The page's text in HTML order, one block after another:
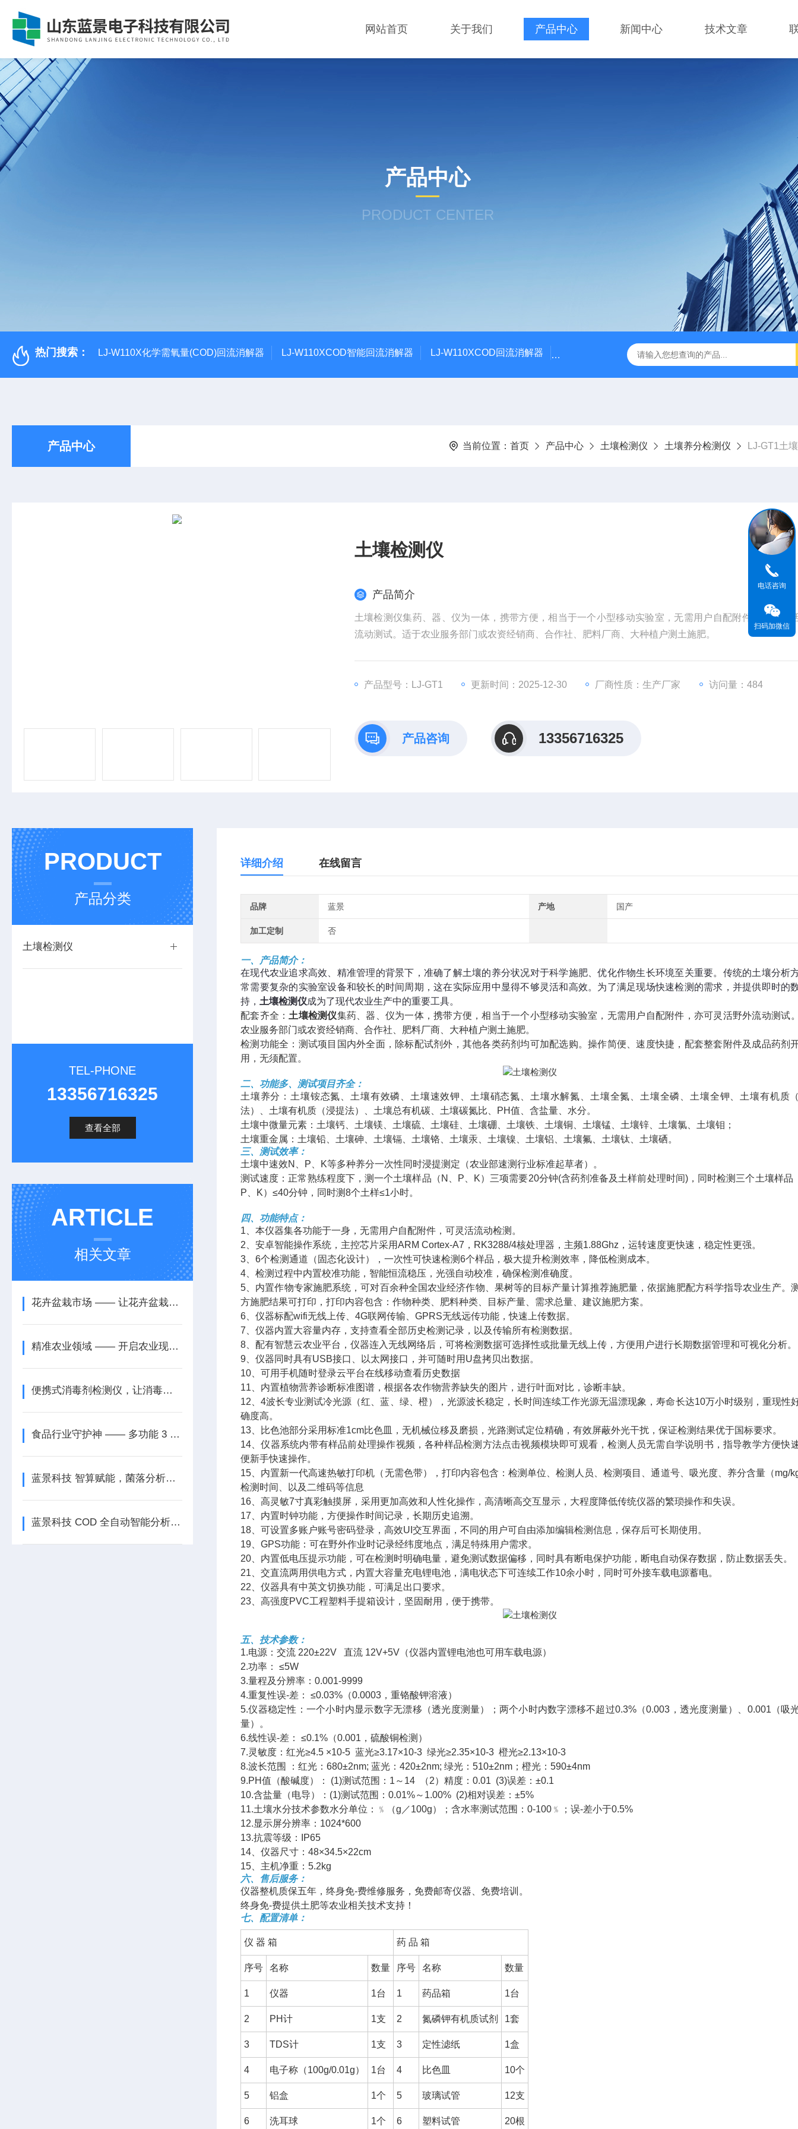
网站首页 关于我们 产品中心 新闻中心 技术文章
产品中心
PRODUCT CENTER
热门搜索： LJ-W110X化学需氧量(COD)回流消解器 LJ-W110XCOD智能回流消解器 LJ-W110XCOD回流消解器 LJ-W110X标准COD消解器 LJ-W110XCOD消解器
产品中心 当前位置： 首页 产品中心 土壤检测仪 土壤养分检测仪 LJ-GT1土
土壤检测仪
产品简介
土壤检测仪集药、器、仪为一体，携带方便，相当于一个小型移动实验室，无需用户自配附件，亦可灵
流动测试。适于农业服务部门或农资经销商、合作社、肥料厂商、大种植户测土施肥。
产品型号：LJ-GT1 更新时间：2025-12-30 厂商性质：生产厂家 访问量：484
产品咨询 13356716325
PRODUCT
产品分类
土壤检测仪
TEL-PHONE
13356716325
查看全部
ARTICLE
相关文章
花卉盆栽市场 —— 让花卉盆栽更具品质，土壤养分检测仪
精准农业领域 —— 开启农业现代化之门，土壤养分检测仪
便携式消毒剂检测仪，让消毒更安心
食品行业守护神 —— 多功能 3 通道蒸馏仪，捍卫舌尖上的安全
蓝景科技 智算赋能，菌落分析软件重构检测效率标准
蓝景科技 COD 全自动智能分析工作站：严守检测标准，打造行-业-标-杆
详细介绍 在线留言
品牌 蓝景 产地 国产
加工定制 否
一、产品简介：
在现代农业追求高效、精准管理的背景下，准确了解土壤的养分状况对于科学施肥、优化作物生长环境至关重要。传统的土壤分析
常需要复杂的实验室设备和较长的时间周期，这在实际应用中显得不够灵活和高效。为了满足现场快速检测的需求，并提供即时的
持， 土壤检测仪成为了现代农业生产中的重要工具。
配套齐全： 土壤检测仪集药、器、仪为一体，携带方便，相当于一个小型移动实验室，无需用户自配附件，亦可灵活野外流动测试
农业服务部门或农资经销商、合作社、肥料厂商、大种植户测土施肥。
检测功能全：测试项目国内外全面，除标配试剂外，其他各类药剂均可加配选购。操作简便、速度快捷，配套整套附件及成品药剂
用，无须配置。
二、功能多、测试项目齐全：
土壤养分：土壤铵态氮、土壤有效磷、土壤速效钾、土壤硝态氮、土壤水解氮、土壤全氮、土壤全磷、土壤全钾、土壤有机质
法）、土壤有机质（浸提法）、土壤总有机碳、土壤碳氮比、PH值、含盐量、水分。
土壤中微量元素：土壤钙、土壤镁、土壤硫、土壤硅、土壤硼、土壤铁、土壤铜、土壤锰、土壤锌、土壤氯、土壤钼；
土壤重金属：土壤铅、土壤砷、土壤镉、土壤铬、土壤汞、土壤镍、土壤铝、土壤氟、土壤钛、土壤硒。
三、测试效率：
土壤中速效N、P、K等多种养分一次性同时浸提测定（农业部速测行业标准起草者）。
测试速度：正常熟练程度下，测一个土壤样品（N、P、K）三项需要20分钟(含药剂准备及土样前处理时间)，同时检测三个土壤样品
P、K）≤40分钟，同时测8个土样≤1小时。
四、功能特点：
1、本仪器集各功能于一身，无需用户自配附件，可灵活流动检测。
2、安卓智能操作系统，主控芯片采用ARM Cortex-A7，RK3288/4核处理器，主频1.88Ghz，运转速度更快速，稳定性更强。
3、6个检测通道（固态化设计），一次性可快速检测6个样品，极大提升检测效率，降低检测成本。
4、检测过程中内置校准功能，智能恒流稳压，光强自动校准，确保检测准确度。
5、内置作物专家施肥系统，可对百余种全国农业经济作物、果树等的目标产量计算推荐施肥量，依据施肥配方科学指导农业生产。
方施肥结果可打印，打印内容包含：作物种类、肥料种类、目标产量、需求总量、建议施肥方案。
6、仪器标配wifi无线上传、4G联网传输、GPRS无线远传功能，快速上传数据。
7、仪器内置大容量内存，支持查看全部历史检测记录，以及传输所有检测数据。
8、配有智慧云农业平台，仪器连入无线网络后，可将检测数据可选择性或批量无线上传，方便用户进行长期数据管理和可视化分析。
9、仪器同时具有USB接口、以太网接口，并可随时用U盘拷贝出数据。
10、可用手机随时登录云平台在线移动查看历史数据
11、内置植物营养诊断标准图谱，根据各农作物营养缺失的图片，进行叶面对比，诊断丰缺。
12、4波长专业测试冷光源（红、蓝、绿、橙），光源波长稳定，长时间连续工作光源无温漂现象，寿命长达10万小时级别，重现性
确度高。
13、比色池部分采用标准1cm比色皿，无机械位移及磨损，光路测试定位精确，有效屏蔽外光干扰，保证检测结果优于国标要求。
14、仪器系统内带有样品前处理操作视频，各种样品检测方法点击视频模块即可观看，检测人员无需自学说明书，指导教学方便快
便新手快速操作。
15、内置新一代高速热敏打印机（无需色带），打印内容包含：检测单位、检测人员、检测项目、通道号、吸光度、养分含量（mg/
检测时间、以及二维码等信息
16、高灵敏7寸真彩触摸屏，采用更加高效和人性化操作，高清晰高交互显示，大程度降低传统仪器的繁琐操作和失误。
17、内置时钟功能，方便操作时间记录，长期历史追溯。
18、可设置多账户账号密码登录，高效UI交互界面，不同的用户可自由添加编辑检测信息，保存后可长期使用。
19、GPS功能：可在野外作业时记录经纬度地点，满足特殊用户需求。
20、内置低电压提示功能，可在检测时明确电量，避免测试数据偏移，同时具有断电保护功能，断电自动保存数据，防止数据丢失。
21、交直流两用供电方式，内置大容量充电锂电池，满电状态下可连续工作10余小时，同时可外接车载电源蓄电。
22、仪器具有中英文切换功能，可满足出口要求。
23、高强度PVC工程塑料手提箱设计，坚固耐用，便于携带。
五、技术参数：
1.电源：交流 220±22V 直流 12V+5V（仪器内置锂电池也可用车载电源）
2.功率： ≤5W
3.量程及分辨率：0.001-9999
4.重复性误-差： ≤0.03%（0.0003，重铬酸钾溶液）
5.仪器稳定性：一个小时内显示数字无漂移（透光度测量）；两个小时内数字漂移不超过0.3%（0.003，透光度测量）、0.001（吸
量）。
6.线性误-差： ≤0.1%（0.001，硫酸铜检测）
7.灵敏度：红光≥4.5 ×10-5 蓝光≥3.17×10-3 绿光≥2.35×10-3 橙光≥2.13×10-3
8.波长范围 ：红光：680±2nm; 蓝光：420±2nm; 绿光：510±2nm；橙光：590±4nm
9.PH值（酸碱度）： (1)测试范围：1～14 （2）精度：0.01 (3)误差：±0.1
10.含盐量（电导）：(1)测试范围：0.01%～1.00% (2)相对误差：±5%
11.土壤水分技术参数水分单位：﹪（g／100g）；含水率测试范围：0-100﹪；误-差小于0.5%
12.显示屏分辨率：1024*600
13.抗震等级：IP65
14、仪器尺寸：48×34.5×22cm
15、主机净重：5.2kg
六、售后服务：
仪器整机质保五年，终身免-费维修服务，免费邮寄仪器、免费培训。
终身免-费提供土肥等农业相关技术支持！
七、配置清单：
仪 器 箱 药 品 箱
序号 名称 数量 序号 名称 数量
1 仪器 1台 1 药品箱 1台
2 PH计 1支 2 氮磷钾有机质试剂 1套
3 TDS计 1支 3 定性滤纸 1盒
4 电子称（100g/0.01g） 1台 4 比色皿 10个
5 铝盒 1个 5 玻璃试管 12支
6 洗耳球 1个 6 塑料试管 20根
电话咨询
扫码加微信